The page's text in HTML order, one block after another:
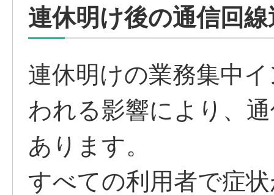
連休明け後の通信回線
連休明けの業務集中
われる影響により、
あります。
すべての利用者で症